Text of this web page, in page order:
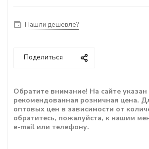
Нашли дешевле?
Поделиться
Обратите внимание! На сайте указан
рекомендованная розничная цена.
оптовых цен в зависимости от
обратитесь, пожалуйста, к нашим
e-mail или телефону.